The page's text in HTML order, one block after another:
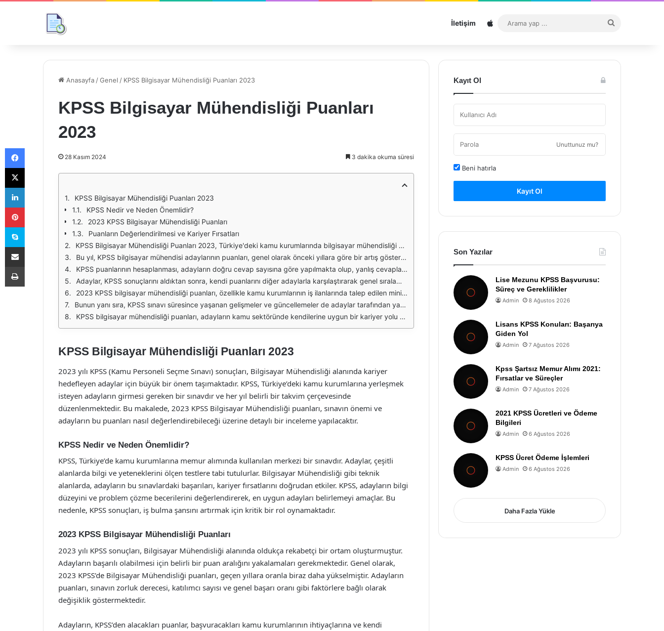
İletişim Sitemap
...
Anasayfa /Genel / KPSS Bilgisayar Mühendisliği Puanları 2023
KPSS Bilgisayar Mühendisliği Puanları
2023
28 Kasım 2024 3 dakika okuma süresi
KPSS Bilgisayar Mühendisliği Puanları 2023
KPSS Nedir ve Neden Önemlidir?
2023 KPSS Bilgisayar Mühendisliği Puanları
Puanların Değerlendirilmesi ve Kariyer Fırsatları
KPSS Bilgisayar Mühendisliği Puanları 2023, Türkiye'deki kamu kurumlarında bilgisayar mühendisliği pozisyonlarına başvurmak isteyen adaylar için önemli bir kriterdir. KPSS, her yıl düzenlenen bir sınavdır ve bu sınavda elde edilen puanlar, adayların kamu sektöründeki kariyer fırsatlarını belirler. 2023 yılı itibarıyla, KPSS'ye katılan bilgisayar mühendisliği adaylarının puanları, hem sınavın zorluk derecesi hem de sınavdan elde edilen başarı seviyeleri ile şekillenmiştir.
Bu yıl, KPSS bilgisayar mühendisi adaylarının puanları, genel olarak önceki yıllara göre bir artış göstermiştir. Bu artışın sebepleri arasında, sınavın kapsamının genişlemesi, teknolojik konuların ağırlıklı olarak yer alması ve adayların sınav için hazırlık süreçlerinde daha fazla kaynak kullanmaları yer almaktadır. Adaylar, sınavın içeriğine yönelik daha fazla bilgi edinmeye çalışarak kendilerini geliştirmişlerdir.
KPSS puanlarının hesaplanması, adayların doğru cevap sayısına göre yapılmakta olup, yanlış cevaplar ise puan kaybına neden olmaktadır. Bu nedenle, adayların sınavda dikkatli olmaları ve bilgiye dayalı stratejiler geliştirmeleri önemlidir. 2023 KPSS bilgisayar mühendisliği sınavında, adayların en çok zorlandığı konular arasında algoritmalar, veri yapıları ve yazılım mühendisliği prensipleri bulunmaktadır.
Adaylar, KPSS sonuçlarını aldıktan sonra, kendi puanlarını diğer adaylarla karşılaştırarak genel sıralamalarını görebilmektedir. Bu sıralama, kamu kurumlarının alım süreçlerinde dikkate alınan önemli bir faktördür. Yüksek puan alan adaylar, tercih ettikleri pozisyonlara daha yakın bir konumda olurlar. Bu nedenle, KPSS'ye hazırlık sürecinde verilen emekler, sonuçların değerlendirilmesinde kritik bir rol oynamaktadır.
2023 KPSS bilgisayar mühendisliği puanları, özellikle kamu kurumlarının iş ilanlarında talep edilen minimum puan seviyeleri açısından da büyük önem taşımaktadır. Adayların, hedefledikleri pozisyonlara ulaşabilmeleri için belirlenen bu minimum puanları aşmaları gerekmektedir. Bu durum, adayların hedeflerini belirlemesinde ve hangi kurumlara başvuracaklarına karar vermelerinde etkili olmaktadır.
Bunun yanı sıra, KPSS sınavı süresince yaşanan gelişmeler ve güncellemeler de adaylar tarafından yakından takip edilmektedir. Sınav tarihleri, kontenjanlar ve başvuru süreçleri gibi bilgiler, adayların stratejilerini oluşturmalarında etkili olmaktadır. 2023 yılı itibarıyla, KPSS sınavına katılan bilgisayar mühendisliği adaylarının hazırlık süreçleri ve sonuçları, daha önceki yıllara göre daha sistematik bir şekilde planlanmaya başlanmıştır.
KPSS bilgisayar mühendisliği puanları, adayların kamu sektöründe kendilerine uygun bir kariyer yolu çizmeleri için belirleyici bir faktördür. 2023 yılı itibarıyla elde edilen sonuçlar, adayların sınav sürecinde gösterdikleri çabaların ve hazırlıklarının bir yansıması olarak değerlendirilmektedir. Gelecek yıllarda, KPSS'nin etkisi ve adayların başarı düzeyi, bilgisayar mühendisliği alanındaki talep ve değişen sektör dinamikleriyle beraber şekillenecektir.
KPSS Bilgisayar Mühendisliği Puanları 2023
2023 yılı KPSS (Kamu Personeli Seçme Sınavı) sonuçları, Bilgisayar Mühendisliği alanında kariyer
hedefleyen adaylar için büyük bir önem taşımaktadır. KPSS, Türkiye’deki kamu kurumlarına yerleşmek
isteyen adayların girmesi gereken bir sınavdır ve her yıl belirli bir takvim çerçevesinde
düzenlenmektedir. Bu makalede, 2023 KPSS Bilgisayar Mühendisliği puanları, sınavın önemi ve
adayların bu puanları nasıl değerlendirebileceği üzerine detaylı bir inceleme yapılacaktır.
KPSS Nedir ve Neden Önemlidir?
KPSS, Türkiye’de kamu kurumlarına memur alımında kullanılan merkezi bir sınavdır. Adaylar, çeşitli
alanlarda bilgi ve yeteneklerini ölçen testlere tabi tutulurlar. Bilgisayar Mühendisliği gibi teknik
alanlarda, adayların bu sınavlardaki başarıları, kariyer fırsatlarını doğrudan etkiler. KPSS, adayların bilgi
düzeyini ve problem çözme becerilerini değerlendirerek, en uygun adayları belirlemeyi amaçlar. Bu
nedenle, KPSS sonuçları, iş bulma şansını artırmak için kritik bir rol oynamaktadır.
2023 KPSS Bilgisayar Mühendisliği Puanları
2023 yılı KPSS sonuçları, Bilgisayar Mühendisliği alanında oldukça rekabetçi bir ortam oluşturmuştur.
Adayların başarılı olabilmesi için belirli bir puan aralığını yakalamaları gerekmektedir. Genel olarak,
2023 KPSS’de Bilgisayar Mühendisliği puanları, geçen yıllara oranla biraz daha yükselmiştir. Adayların
puanları, sınavın zorluk derecesi, katılımcı sayısı ve genel başarı oranı gibi faktörlere bağlı olarak
değişiklik göstermektedir.
Adayların, KPSS’den alacakları puanlar, başvuracakları kamu kurumlarının ihtiyaçlarına ve kendi
Kayıt Ol
Unuttunuz mu?
Beni hatırla
Kayıt Ol
Son Yazılar
Lise Mezunu KPSS Başvurusu:
Süreç ve Gereklilikler
Admin 8 Ağustos 2026
Lisans KPSS Konuları: Başarıya
Giden Yol
Admin 7 Ağustos 2026
Kpss Şartsız Memur Alımı 2021:
Fırsatlar ve Süreçler
Admin 7 Ağustos 2026
2021 KPSS Ücretleri ve Ödeme
Bilgileri
Admin 6 Ağustos 2026
KPSS Ücret Ödeme İşlemleri
Admin 6 Ağustos 2026
Daha Fazla Yükle
Facebook
X
LinkedIn
Pinterest
Skype
E-Posta ile paylaş